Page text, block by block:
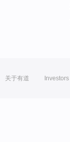
关于有道 Investors